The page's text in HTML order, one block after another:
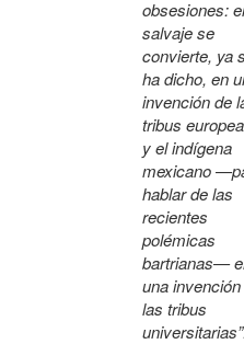
obsesiones: el
salvaje se
convierte, ya
ha dicho, en
invención de
tribus
y el indígena
mexicano
hablar de las
recientes
polémicas
bartrianas—
una
las tribus